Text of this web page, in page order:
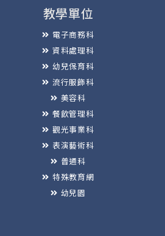
教學單位
電子商務科
資料處理科
幼兒保育科
流行服飾科
美容科
餐飲管理科
觀光事業科
表演藝術科
普通科
特殊教育網
幼兒園